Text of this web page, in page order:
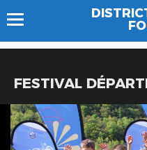
FESTIVAL